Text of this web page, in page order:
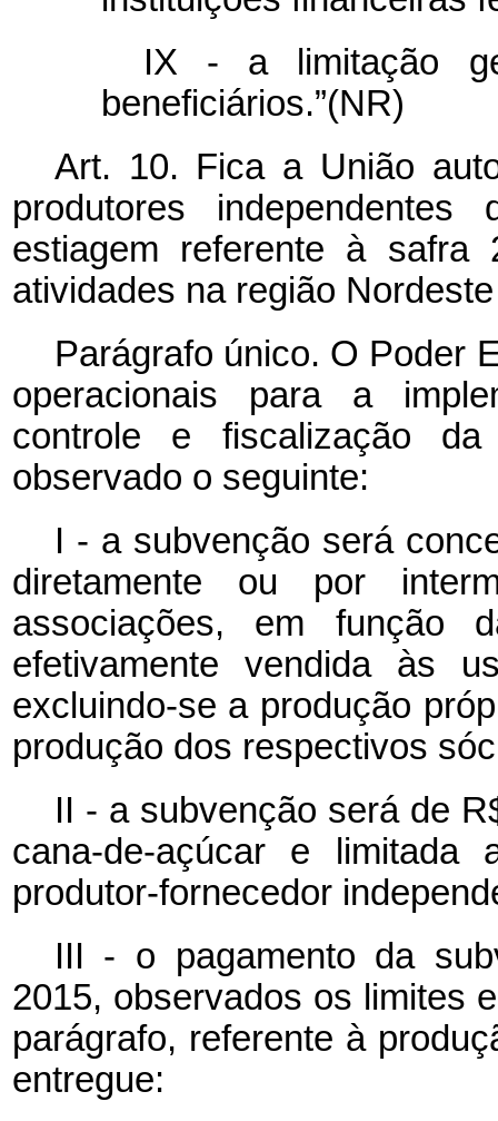
IX - a limitação
beneficiários.”(NR)
Art. 10. Fica a União
produtores
estiagem referente à safra
atividades na região
Parágrafo único. O Poder
operacionais para a
controle e fiscalização
observado o seguinte:
I - a subvenção será
diretamente ou por
associações, em função
efetivamente vendida às
excluindo-se a produção
produção dos respectivos
II - a subvenção será de
cana-de-açúcar e
produtor-fornecedor
III - o pagamento da
2015, observados os limites
parágrafo, referente à
entregue: